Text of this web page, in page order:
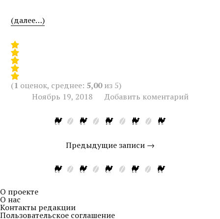
(далее…)
(1 оценок, среднее: 5,00из 5)
Ноябрь 19, 2018
Добавить коментарий
Предыдущие записи →
О проекте
О нас
Контакты редакции
Пользовательское соглашение